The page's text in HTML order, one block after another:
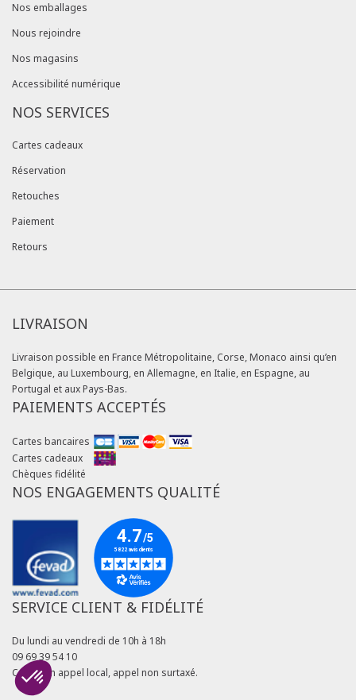
Nos emballages
Nous rejoindre
Nos magasins
Accessibilité numérique
NOS SERVICES
Cartes cadeaux
Réservation
Retouches
Paiement
Retours
LIVRAISON
Livraison possible en France Métropolitaine, Corse, Monaco ainsi qu’en
Belgique, au Luxembourg, en Allemagne, en Italie, en Espagne, au
Portugal et aux Pays-Bas.
PAIEMENTS ACCEPTÉS
Cartes bancaires
Cartes cadeaux
Chèques fidélité
NOS ENGAGEMENTS QUALITÉ
SERVICE CLIENT & FIDÉLITÉ
Du lundi au vendredi de 10h à 18h
09 69 39 54 10
Coût d'un appel local, appel non surtaxé.